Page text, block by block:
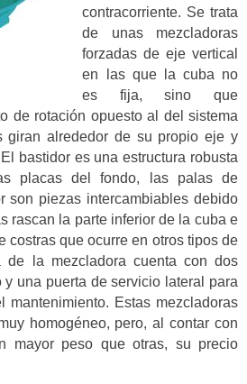
contracorriente. Se trata
de unas mezcladoras
forzadas de eje vertical
en las que la cuba no
es fija, sino que
de rotación opuesto al del sistema
giran alrededor de su propio eje y
bastidor es una estructura robusta
placas del fondo, las palas de
son piezas intercambiables debido
rascan la parte inferior de la cuba e
costras que ocurre en otros tipos de
de la mezcladora cuenta con dos
una puerta de servicio lateral para
Estas mezcladoras
homogéneo, pero, al contar con
mayor peso que otras, su precio